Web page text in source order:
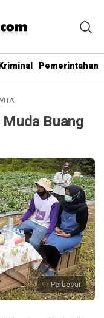
Pemerintahan
Buang
Perbesar